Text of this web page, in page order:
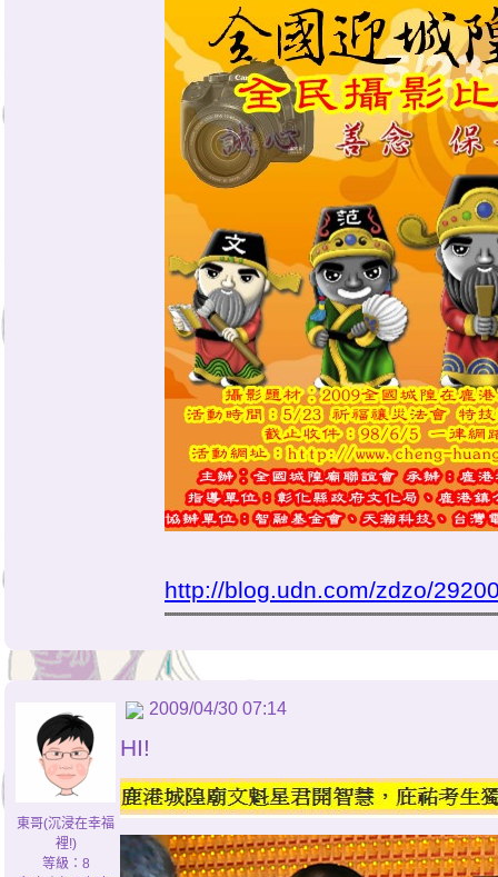
http://blog.udn.com/zdzo/
東哥(沉浸在幸福
裡!)
等級：8
2009/04/30 07:14
HI!